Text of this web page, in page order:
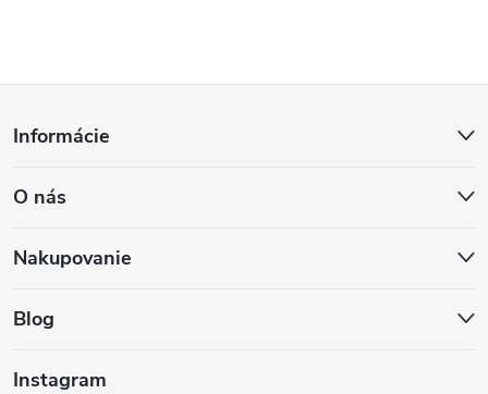
p
ä
Informácie
O nás
Nakupovanie
Blog
Instagram